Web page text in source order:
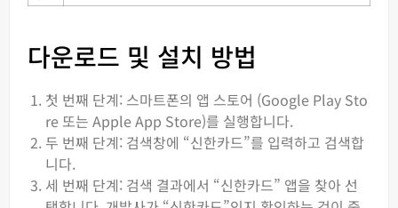
다운로드 및 설치 방법
첫 번째 단계: 스마트폰의 앱 스토어 (Google Play Sto
re 또는 Apple App Store)를 실행합니다.
두 번째 단계: 검색창에 “신한카드”를 입력하고 검색합
니다.
세 번째 단계: 검색 결과에서 “신한카드” 앱을 찾아 선